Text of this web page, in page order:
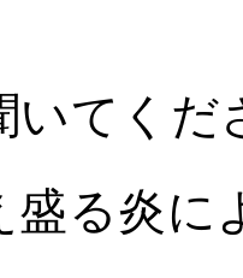
いてくだ
盛る炎